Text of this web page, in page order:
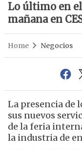
Lo último en
mañana en
Home Negocios
La presencia de
sus nuevos
de la feria
la industria de